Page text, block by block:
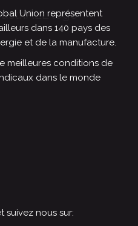
Union représentent
dans 140 pays des
et de la manufacture.
meilleures conditions de
dans le monde
suivez nous sur: